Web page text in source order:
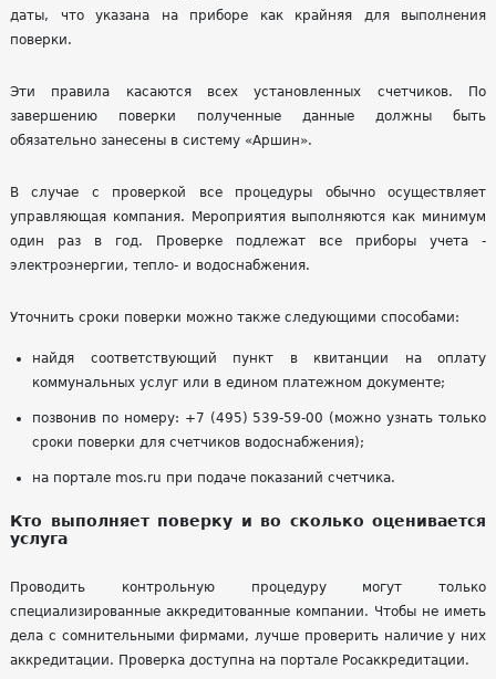
даты, что указана на приборе как крайняя для выполнения
поверки.
Эти правила касаются всех установленных счетчиков. По
завершению поверки полученные данные должны быть
обязательно занесены в систему «Аршин».
В случае с проверкой все процедуры обычно осуществляет
управляющая компания. Мероприятия выполняются как минимум
один раз в год. Проверке подлежат все приборы учета -
электроэнергии, тепло- и водоснабжения.
Уточнить сроки поверки можно также следующими способами:
найдя соответствующий пункт в квитанции на оплату
коммунальных услуг или в едином платежном документе;
позвонив по номеру: +7 (495) 539-59-00 (можно узнать только
сроки поверки для счетчиков водоснабжения);
на портале mos.ru при подаче показаний счетчика.
Кто выполняет поверку и во сколько оценивается
услуга
Проводить контрольную процедуру могут только
специализированные аккредитованные компании. Чтобы не иметь
дела с сомнительными фирмами, лучше проверить наличие у них
аккредитации. Проверка доступна на портале Росаккредитации.